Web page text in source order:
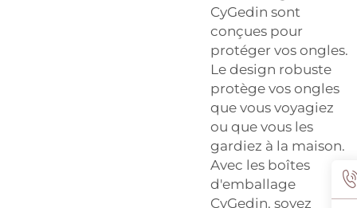
CyGedin sont
conçues pour
protéger vos ongles.
Le design robuste
protège vos ongles
que vous voyagiez
ou que vous les
gardiez à la maison.
Avec les boîtes
d'emballage
CyGedin, soyez